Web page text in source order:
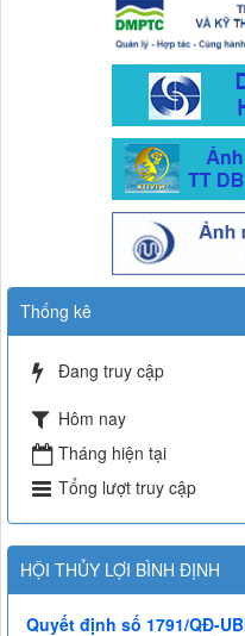
Thống kê
Đang truy cập
Hôm nay
Tháng hiện tại
Tổng lượt truy cập
HỘI THỦY LỢI BÌNH ĐỊNH
Quyết định số 1791/QĐ-